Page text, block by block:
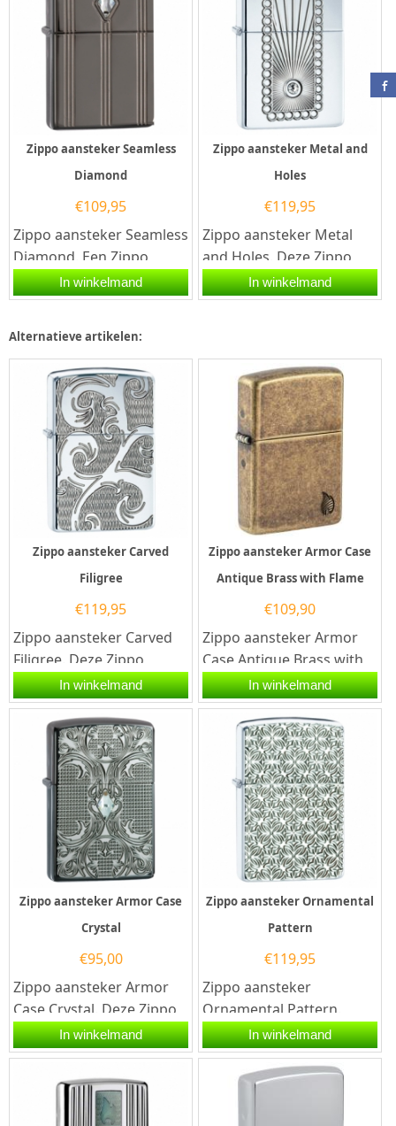
Zippo aansteker Seamless
Diamond
€109,95
Zippo aansteker Seamless
Diamond. Een Zippo
aansteker is een
kwalitatief
In winkelmand
Zippo aansteker Metal and
Holes
€119,95
Zippo aansteker Metal
and Holes. Deze Zippo
aansteker heeft een
hoogglans afwerking en
In winkelmand
Alternatieve artikelen:
Zippo aansteker Carved
Filigree
€119,95
Zippo aansteker Carved
Filigree. Deze Zippo
aansteker heeft een
hoogglans afwerking en
aan de...
In winkelmand
Zippo aansteker Armor Case
Antique Brass with Flame
€109,90
Zippo aansteker Armor
Case Antique Brass with
Flame.Deze Zippo
aansteker heeft een
Antique Brass...
In winkelmand
Zippo aansteker Armor Case
Crystal
€95,00
Zippo aansteker Armor
Case Crystal. Deze Zippo
aansteker heeft een Black
Ice afwerking en aan de...
In winkelmand
Zippo aansteker Ornamental
Pattern
€119,95
Zippo aansteker
Ornamental Pattern.
Deze Zippo aansteker
heeft een hoogglans
afwerking en aan de...
In winkelmand